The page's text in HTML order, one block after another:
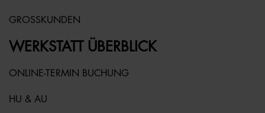
GROSSKUNDEN
WERKSTATT ÜBERBLICK
ONLINE-TERMIN BUCHUNG
HU & AU